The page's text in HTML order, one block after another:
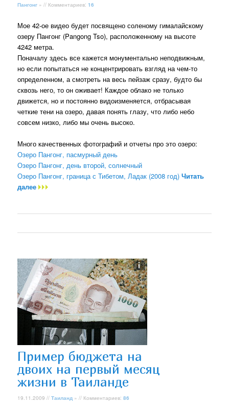
Пангонг » // Комментариев:16
Мое 42-ое видео будет посвящено соленому гималайскому
озеру Пангонг (Pangong Tso), расположенному на высоте
4242 метра.
Поначалу здесь все кажется монументально неподвижным,
но если попытаться не концентрировать взгляд на чем-то
определенном, а смотреть на весь пейзаж сразу, будто бы
сквозь него, то он оживает! Каждое облако не только
движется, но и постоянно видоизменяется, отбрасывая
четкие тени на озеро, давая понять глазу, что либо небо
совсем низко, либо мы очень высоко.
Много качественных фотографий и отчеты про это озеро:
Озеро Пангонг, пасмурный день
Озеро Пангонг, день второй, солнечный
Озеро Пангонг, граница с Тибетом, Ладак (2008 год) Читать
далее
Пример бюджета на
двоих на первый месяц
жизни в Таиланде
19.11.2009 //Таиланд » // Комментариев:86